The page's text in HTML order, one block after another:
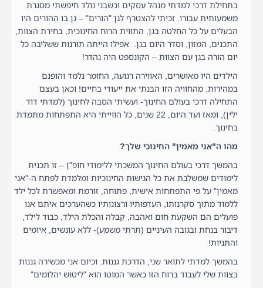
בתחילת דרכי למדתי מנהל עסקים וכשבני נולד חיפשתי מסגרת
משמעותית עבורו. זכיתי להצטרף לגן "הורים" – גן בו ההורים היו
הבעלים על כל החלטה בגן, התווית הרוח החינוכית, בחירת הצוות,
התכנים, המזון, וסדר היום בגן. אפילו הייתה תורנות ששליבה כל
יום הורה בגן עם הצוות – הקונספט היה נהדר!
הילדים היו מאושרים, האווירה רגועה, החומר נלמד והופנם
במהירות. מהחוויה הזו הבנתי את ייעודי בחיים! וכאן בעצם
התחילה דרכי בעולם החינוך- ועשיתי הסבה לחינוך (למדתי דוד
ילין), ומאז ועד היום, 22 שנים, כל הווייתי היא התפתחות מתמדת
בחינוך.
מהו ה"אני מאמין" החינוכי שלך?
בהמשך דרכי בעולם החינוך המשכתי ללימודי חופ"ן – זו תכנית
לימודים שמשלבת את כל הגישות החינוכיות ומלמדת לפתח ה-"אני
מאמין" על פי התפתחות אישית, פתוחה, זורמת ומאפשרת לכל ילד
ללמוד מתוך סקרנותו, העדפותיו ורצונותיו כשהערכים איתם אנו
פועלים הם השקעת חום ואהבה, קבלה והכלת הילד, כבוד לילד,
דיבור בנחת ובגובה העיניים (תרתי משמע)- ללא עונשים, איומים
והתניות!
בהמשך למדתי לתואר שני, הדרכת גננות. וכיום אני מכשירה גננות
בצוות שלי לעבוד ברוח הזו כאשר המוטו הוא "ליטוש יהלומים"